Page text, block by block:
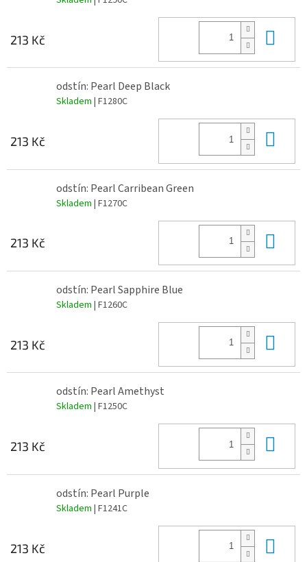
213 Kč
odstín: Pearl Deep Black
Skladem | F1280C
213 Kč
odstín: Pearl Carribean Green
Skladem | F1270C
213 Kč
odstín: Pearl Sapphire Blue
Skladem | F1260C
213 Kč
odstín: Pearl Amethyst
Skladem | F1250C
213 Kč
odstín: Pearl Purple
Skladem | F1241C
213 Kč